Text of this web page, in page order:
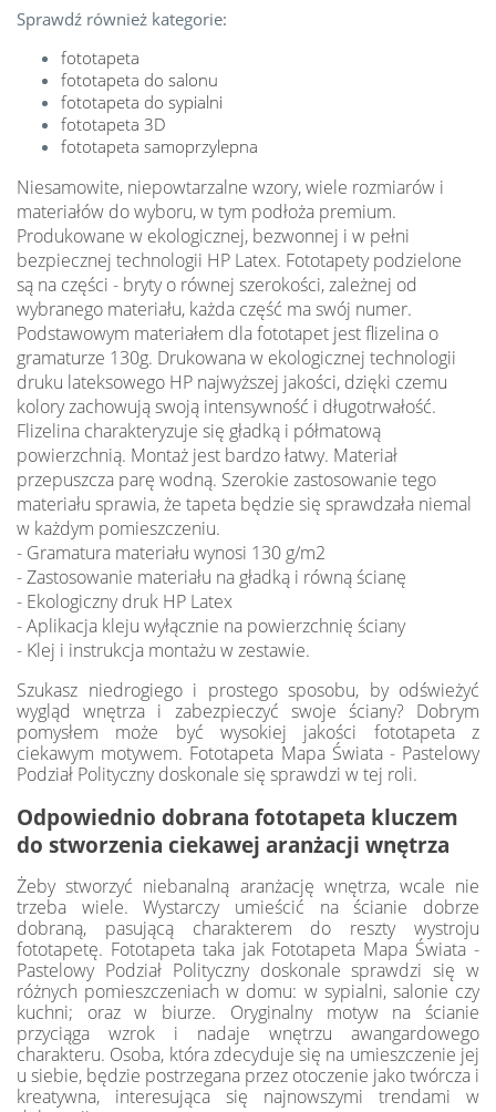
Sprawdź również kategorie:
fototapeta
fototapeta do salonu
fototapeta do sypialni
fototapeta 3D
fototapeta samoprzylepna
Niesamowite, niepowtarzalne wzory, wiele rozmiarów i
materiałów do wyboru, w tym podłoża premium.
Produkowane w ekologicznej, bezwonnej i w pełni
bezpiecznej technologii HP Latex. Fototapety podzielone
są na części - bryty o równej szerokości, zależnej od
wybranego materiału, każda część ma swój numer.
Podstawowym materiałem dla fototapet jest flizelina o
gramaturze 130g. Drukowana w ekologicznej technologii
druku lateksowego HP najwyższej jakości, dzięki czemu
kolory zachowują swoją intensywność i długotrwałość.
Flizelina charakteryzuje się gładką i półmatową
powierzchnią. Montaż jest bardzo łatwy. Materiał
przepuszcza parę wodną. Szerokie zastosowanie tego
materiału sprawia, że tapeta będzie się sprawdzała niemal
w każdym pomieszczeniu.
- Gramatura materiału wynosi 130 g/m2
- Zastosowanie materiału na gładką i równą ścianę
- Ekologiczny druk HP Latex
- Aplikacja kleju wyłącznie na powierzchnię ściany
- Klej i instrukcja montażu w zestawie.
Szukasz niedrogiego i prostego sposobu, by odświeżyć
wygląd wnętrza i zabezpieczyć swoje ściany? Dobrym
pomysłem może być wysokiej jakości fototapeta z
ciekawym motywem. Fototapeta Mapa Świata - Pastelowy
Podział Polityczny doskonale się sprawdzi w tej roli.
Odpowiednio dobrana fototapeta kluczem
do stworzenia ciekawej aranżacji wnętrza
Żeby stworzyć niebanalną aranżację wnętrza, wcale nie
trzeba wiele. Wystarczy umieścić na ścianie dobrze
dobraną, pasującą charakterem do reszty wystroju
fototapetę. Fototapeta taka jak Fototapeta Mapa Świata -
Pastelowy Podział Polityczny doskonale sprawdzi się w
różnych pomieszczeniach w domu: w sypialni, salonie czy
kuchni; oraz w biurze. Oryginalny motyw na ścianie
przyciąga wzrok i nadaje wnętrzu awangardowego
charakteru. Osoba, która zdecyduje się na umieszczenie jej
u siebie, będzie postrzegana przez otoczenie jako twórcza i
kreatywna, interesująca się najnowszymi trendami w